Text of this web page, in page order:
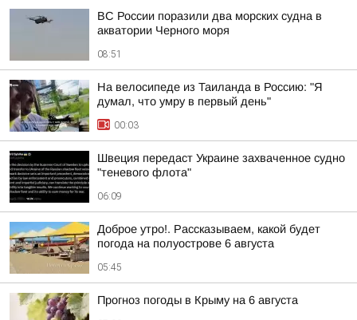
ВС России поразили два морских судна в
акватории Черного моря
08:51
На велосипеде из Таиланда в Россию: "Я
думал, что умру в первый день"
00:03
Швеция передаст Украине захваченное судно
"теневого флота"
06:09
Доброе утро!. Рассказываем, какой будет
погода на полуострове 6 августа
05:45
Прогноз погоды в Крыму на 6 августа